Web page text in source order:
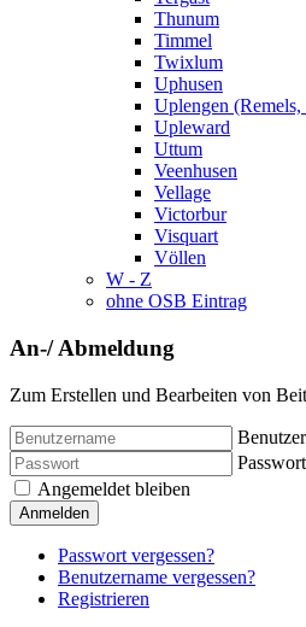
Thunum
Timmel
Twixlum
Uphusen
Uplengen
Upleward
Uttum
Veenhusen
Vellage
Victorbur
Visquart
Völlen
W - Z
ohne OSB Eintrag
An-/ Abmeldung
Zum Erstellen und Bearbeiten von
Passwort
Angemeldet bleiben
Anmelden
Passwort vergessen?
Benutzername vergessen?
Registrieren